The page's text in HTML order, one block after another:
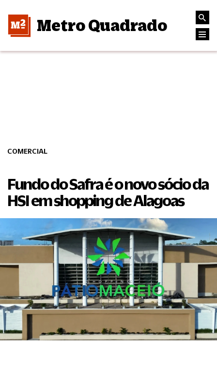
Metro Quadrado
COMERCIAL
Fundo do Safra é o novo sócio da
HSI em shopping de Alagoas